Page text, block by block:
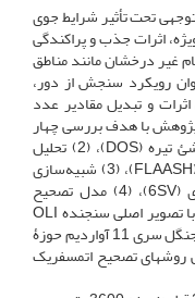
تحت تأثیر شرایط جوی
اثرات جذب و پراکندگی
غیر درخشان مانند مناطق
رویکرد سنجش از دور،
و تبدیل مقادیر عدد
با هدف بررسی چهار
مدل تصحیح اتمسفریک، شامل (1) تفریق شئ تیره (DOS)، (2) تحلیل
اتمسفری خط دید سریع ابرمکعب‌های طیفی (FLAASH)، (3) شبیه‌سازی
دوم سیگنال ماهواره‌ای در طیف خورشیدی (6SV)، (4) مدل تصحیح
توپوگرافی اتمسفر (ATCOR) و مقایسه آنها با تصویر اصلی سنجنده OLI
برای تخمین مقدار زی­توده روی زمینی (AGB) جنگل سری 11 آواردیم حوزۀ
روش­های تصحیح اتمسفریک